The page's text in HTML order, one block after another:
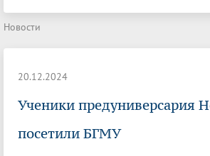
Новости
20.12.2024
Ученики предуниверсария
посетили БГМУ